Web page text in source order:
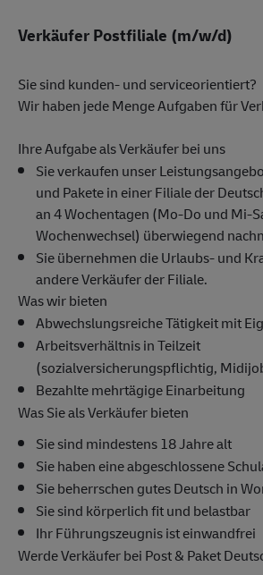
Verkäufer Postfiliale (m/w/d)
Sie sind kunden- und serviceorientiert?
Wir haben jede Menge Aufgaben für
Ihre Aufgabe als Verkäufer bei uns
Sie verkaufen unser
und Pakete in einer Filiale der
an 4 Wochentagen (Mo-Do und Mi-
Wochenwechsel) überwiegend
Sie übernehmen die Urlaubs- und
andere Verkäufer der Filiale.
Was wir bieten
Abwechslungsreiche Tätigkeit mit
Arbeitsverhältnis in Teilzeit
(sozialversicherungspflichtig,
Bezahlte mehrtägige Einarbeitung
Was Sie als Verkäufer bieten
Sie sind mindestens 18 Jahre alt
Sie haben eine abgeschlossene
Sie beherrschen gutes Deutsch in
Sie sind körperlich fit und belastbar
Ihr Führungszeugnis ist einwandfrei
Werde Verkäufer bei Post & Paket